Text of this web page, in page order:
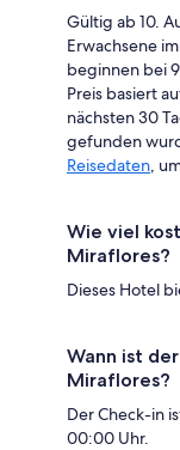
Gültig ab 10.
Erwachsene
beginnen bei
Preis basiert
nächsten 30
gefunden
Reisedaten,
Wie viel
Miraflores?
Dieses Hotel
Wann ist
Miraflores?
Der Check-in
00:00 Uhr.